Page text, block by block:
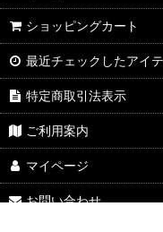
ポロシャツ：アメカジ・他
長袖・七分袖Ｔシャツ：
長袖シャツ：和柄
長袖シャツ：アメカジ・他
ジャケット：和柄
ショッピングカート
最近チェックしたアイ
特定商取引法表示
ご利用案内
マイページ
お問い合わせ